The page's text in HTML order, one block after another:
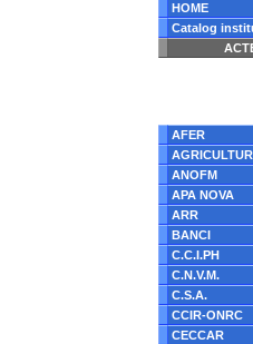
HOME
Catalog
/home/
AFER
ANOFM
APA NOVA
ARR
BANCI
C.C.I.PH
C.N.V.M.
C.S.A.
CCIR-ONRC
CECCAR